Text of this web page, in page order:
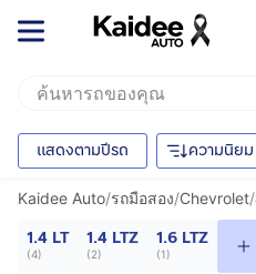
แสดงตามปีรถ ความนิยม
Kaidee Auto/รถมือสอง/Chevrolet/
1.4 LT
(4)
1.4 LTZ
(2)
1.6 LTZ
(1)